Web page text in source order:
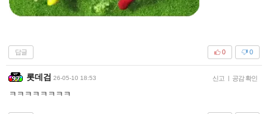
답글 0
0
롯데검 26-05-10 18:53 신고 | 공감 확인
ㅋㅋㅋㅋㅋㅋㅋㅋ